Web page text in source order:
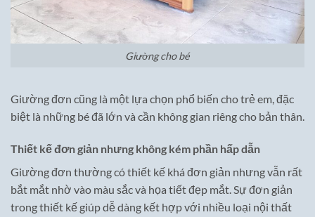
Giường cho bé
Giường đơn cũng là một lựa chọn phổ biến cho trẻ em, đặc
biệt là những bé đã lớn và cần không gian riêng cho bản thân.
Thiết kế đơn giản nhưng không kém phần hấp dẫn
Giường đơn thường có thiết kế khá đơn giản nhưng vẫn rất
bắt mắt nhờ vào màu sắc và họa tiết đẹp mắt. Sự đơn giản
trong thiết kế giúp dễ dàng kết hợp với nhiều loại nội thất